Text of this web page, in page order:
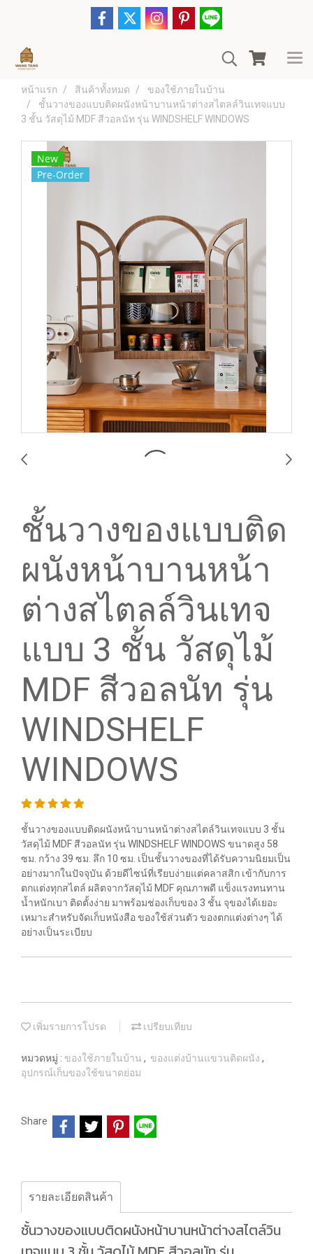
หน้าแรก สินค้าทั้งหมด
ของใช้ภายในบ้าน
ชั้นวางของแบบติดผนังหน้าบานหน้าต่างสไตลล์วินเทจแบบ
3 ชั้น วัสดุไม้ MDF สีวอลนัท รุ่น WINDSHELF WINDOWS
New
Pre-Order
ชั้นวางของแบบติด
ผนังหน้าบานหน้า
ต่างสไตลล์วินเทจ
แบบ 3 ชั้น วัสดุไม้
MDF สีวอลนัท รุ่น
WINDSHELF
WINDOWS
ชั้นวางของแบบติดผนังหน้าบานหน้าต่างสไตล์วินเทจแบบ 3 ชั้น
วัสดุไม้ MDF สีวอลนัท รุ่น WINDSHELF WINDOWS ขนาดสูง 58
ซม. กว้าง 39 ซม. ลึก 10 ซม. เป็นชั้นวางของที่ได้รับความนิยมเป็น
อย่างมากในปัจจุบัน ด้วยดีไซน์ที่เรียบง่ายแต่คลาสสิก เข้ากับการ
ตกแต่งทุกสไตล์ ผลิตจากวัสดุไม้ MDF คุณภาพดี แข็งแรงทนทาน
น้ำหนักเบา ติดตั้งง่าย มาพร้อมช่องเก็บของ 3 ชั้น จุของได้เยอะ
เหมาะสำหรับจัดเก็บหนังสือ ของใช้ส่วนตัว ของตกแต่งต่างๆ ได้
อย่างเป็นระเบียบ
เพิ่มรายการโปรด เปรียบเทียบ
หมวดหมู่ : ของใช้ภายในบ้าน , ของแต่งบ้านแขวนติดผนัง ,
อุปกรณ์เก็บของใช้ขนาดย่อม
Share
รายละเอียดสินค้า
ชั้นวางของแบบติดผนังหน้าบานหน้าต่างสไตล์วิน